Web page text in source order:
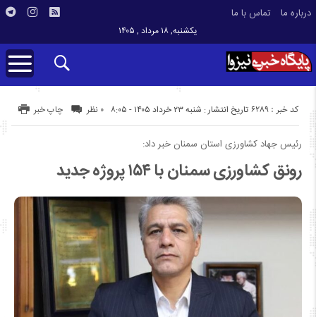
درباره ما تماس با ما
یکشنبه, ۱۸ مرداد , ۱۴۰۵
تاریخ انتشار : شنبه ۲۳ خرداد ۱۴۰۵ - ۸:۰۵ کد خبر : 6289 چاپ خبر ۰ نظر
رئیس جهاد کشاورزی استان سمنان خبر داد:
رونق کشاورزی سمنان با ۱۵۴ پروژه جدید